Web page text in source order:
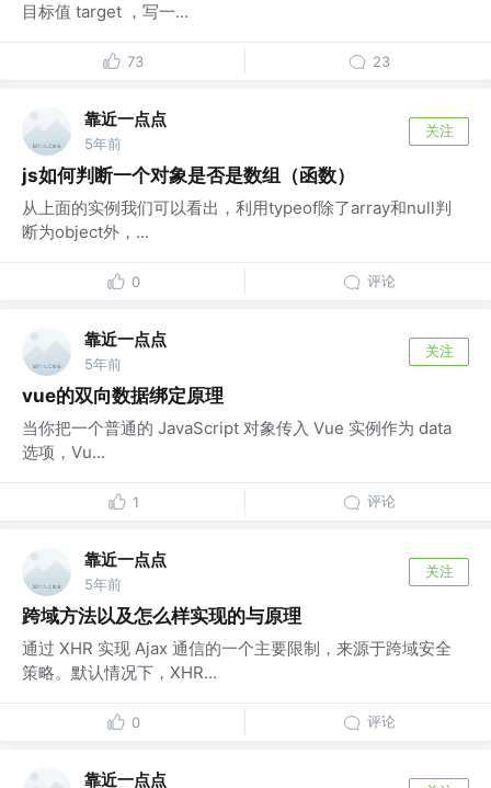
目标值 target ，写一...
73 23
靠近一点点
5年前
关注
js如何判断一个对象是否是数组（函数）
从上面的实例我们可以看出，利用typeof除了array和null判
断为object外，...
0 评论
靠近一点点
5年前
关注
vue的双向数据绑定原理
当你把一个普通的 JavaScript 对象传入 Vue 实例作为 data
选项，Vu...
1 评论
靠近一点点
5年前
关注
跨域方法以及怎么样实现的与原理
通过 XHR 实现 Ajax 通信的一个主要限制，来源于跨域安全
策略。默认情况下，XHR...
0 评论
靠近一点点